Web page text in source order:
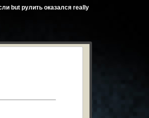
but рулить оказался really